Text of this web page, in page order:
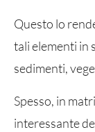
Questo lo
tali elementi in
sedimenti,
Spesso, in
interessante